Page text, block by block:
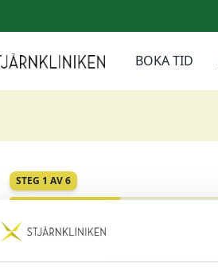
BOKA TID
STEG 1 AV 6
Välj ort / klinik